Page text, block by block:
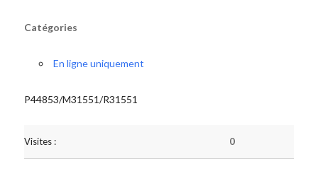
Catégories
En ligne uniquement
P44853/M31551/R31551
Visites : 0